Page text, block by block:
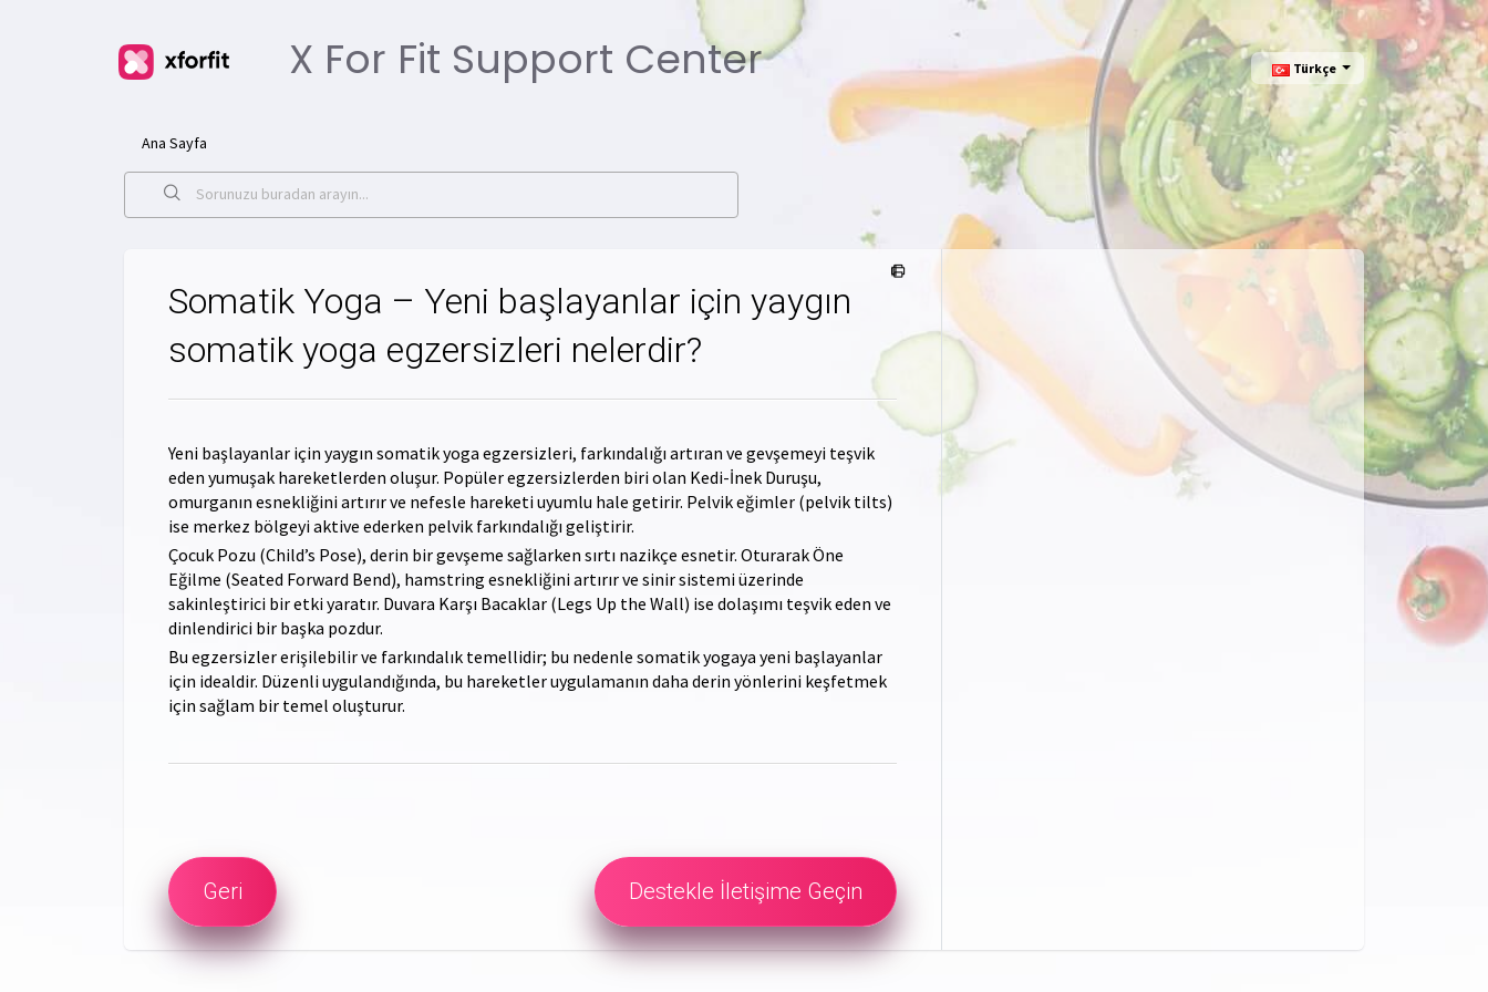
X For Fit Support Center Türkçe
Ana Sayfa
Somatik Yoga – Yeni başlayanlar için yaygın
somatik yoga egzersizleri nelerdir?
Yeni başlayanlar için yaygın somatik yoga egzersizleri, farkındalığı artıran ve gevşemeyi teşvik
eden yumuşak hareketlerden oluşur. Popüler egzersizlerden biri olan Kedi-İnek Duruşu,
omurganın esnekliğini artırır ve nefesle hareketi uyumlu hale getirir. Pelvik eğimler (pelvik tilts)
ise merkez bölgeyi aktive ederken pelvik farkındalığı geliştirir.
Çocuk Pozu (Child’s Pose), derin bir gevşeme sağlarken sırtı nazikçe esnetir. Oturarak Öne
Eğilme (Seated Forward Bend), hamstring esnekliğini artırır ve sinir sistemi üzerinde
sakinleştirici bir etki yaratır. Duvara Karşı Bacaklar (Legs Up the Wall) ise dolaşımı teşvik eden ve
dinlendirici bir başka pozdur.
Bu egzersizler erişilebilir ve farkındalık temellidir; bu nedenle somatik yogaya yeni başlayanlar
için idealdir. Düzenli uygulandığında, bu hareketler uygulamanın daha derin yönlerini keşfetmek
için sağlam bir temel oluşturur.
Geri Destekle İletişime Geçin